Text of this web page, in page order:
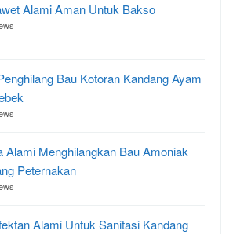
Alami Aman Untuk Bakso
Bau Kotoran Kandang Ayam
Alami Menghilangkan Bau Amoniak
Peternakan
Alami Untuk Sanitasi Kandang